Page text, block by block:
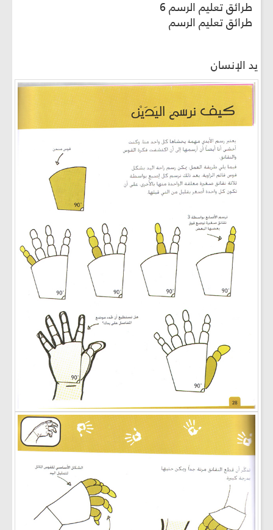
طرائق تعليم الرسم 6
طرائق تعليم الرسم
يد الإنسان